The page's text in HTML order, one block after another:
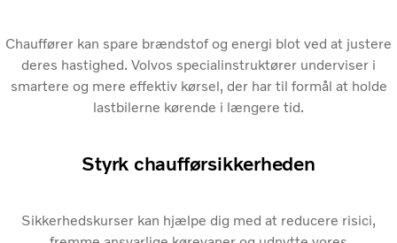
Chauffører kan spare brændstof og energi blot ved at justere
deres hastighed. Volvos specialinstruktører underviser i
smartere og mere effektiv kørsel, der har til formål at holde
lastbilerne kørende i længere tid.
Styrk chaufførsikkerheden
Sikkerhedskurser kan hjælpe dig med at reducere risici,